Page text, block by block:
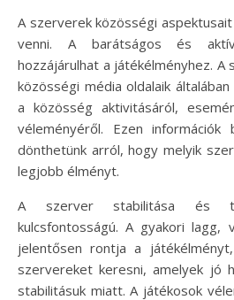
A szerverek közösségi
venni. A barátságos és
hozzájárulhat a játékélményhez. A
közösségi média oldalaik
a közösség aktivitásáról,
véleményéről. Ezen információk
dönthetünk arról, hogy melyik
legjobb élményt.
A szerver stabilitása és
kulcsfontosságú. A gyakori lagg,
jelentősen rontja a
szervereket keresni, amelyek jó
stabilitásuk miatt. A játékosok